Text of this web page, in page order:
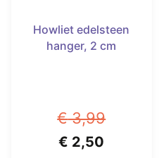
Howliet edelsteen
hanger, 2 cm
€3,99
Oorspronkelijke
€ 2,50